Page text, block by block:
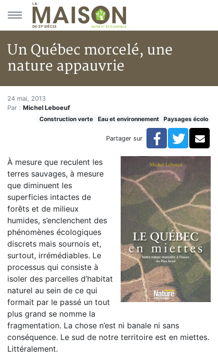
Aller au menu principal
Aller au contenu principal
Un Québec morcelé, une
nature appauvrie
Accueil
Articles
Construction verte
Un Québec morcelé, une nature appauvrie
Un Québec morcelé, une
24 mai, 2013
Par : Michel Leboeuf
Construction verte
Eau et environnement Paysages écolo
Partager sur Facebook
À mesure que reculent les
terres sauvages, à mesure
que diminuent les
superficies intactes de
forêts et de milieux
humides, s’enclenchent des
phénomènes écologiques
discrets mais sournois et,
surtout, irrémédiables. Le
processus qui consiste à
isoler des parcelles d’habitat
naturel au sein de ce qui
formait par le passé un tout
plus grand se nomme la
fragmentation. La chose n’est ni banale ni sans
conséquence. Le sud de notre territoire est en miettes.
Littéralement.